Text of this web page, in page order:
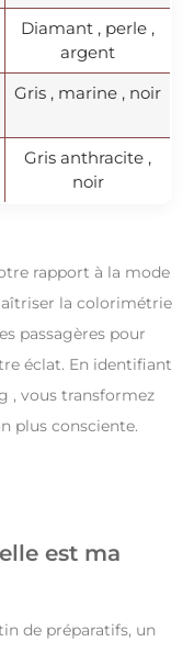
Diamant , perle ,
argent
Gris , marine , noir
Gris anthracite ,
noir
rapport à la mode
la colorimétrie
passagères pour
éclat. En identifiant
, vous transformez
plus consciente.
est ma
de préparatifs, un